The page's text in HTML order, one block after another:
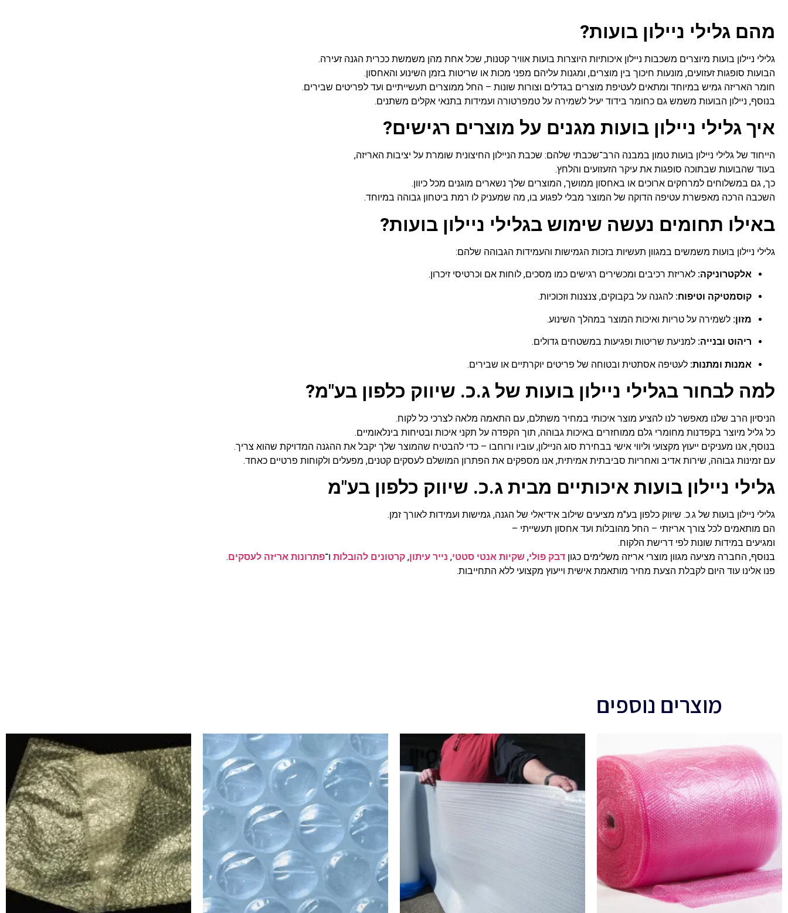
מהם גלילי ניילון בועות?
גלילי ניילון בועות מיוצרים משכבות ניילון איכותיות היוצרות בועות אוויר קטנות, שכל אחת מהן משמשת ככרית הגנה זעירה.
הבועות סופגות זעזועים, מונעות חיכוך בין מוצרים, ומגנות עליהם מפני מכות או שריטות בזמן השינוע והאחסון.
חומר האריזה גמיש במיוחד ומתאים לעטיפת מוצרים בגדלים וצורות שונות – החל ממוצרים תעשייתיים ועד לפריטים שבירים.
בנוסף, ניילון הבועות משמש גם כחומר בידוד יעיל לשמירה על טמפרטורה ועמידות בתנאי אקלים משתנים.
איך גלילי ניילון בועות מגנים על מוצרים רגישים?
הייחוד של גלילי ניילון בועות טמון במבנה הרב־שכבתי שלהם: שכבת הניילון החיצונית שומרת על יציבות האריזה,
בעוד שהבועות שבתוכה סופגות את עיקר הזעזועים והלחץ.
כך, גם במשלוחים למרחקים ארוכים או באחסון ממושך, המוצרים שלך נשארים מוגנים מכל כיוון.
השכבה הרכה מאפשרת עטיפה הדוקה של המוצר מבלי לפגוע בו, מה שמעניק לו רמת ביטחון גבוהה במיוחד.
באילו תחומים נעשה שימוש בגלילי ניילון בועות?
גלילי ניילון בועות משמשים במגוון תעשיות בזכות הגמישות והעמידות הגבוהה שלהם:
אלקטרוניקה: לאריזת רכיבים ומכשירים רגישים כמו מסכים, לוחות אם וכרטיסי זיכרון.
קוסמטיקה וטיפוח: להגנה על בקבוקים, צנצנות וזכוכיות.
מזון: לשמירה על טריות ואיכות המוצר במהלך השינוע.
ריהוט ובנייה: למניעת שריטות ופגיעות במשטחים גדולים.
אמנות ומתנות: לעטיפה אסתטית ובטוחה של פריטים יוקרתיים או שבירים.
למה לבחור בגלילי ניילון בועות של ג.כ. שיווק כלפון בע"מ?
הניסיון הרב שלנו מאפשר לנו להציע מוצר איכותי במחיר משתלם, עם התאמה מלאה לצרכי כל לקוח.
כל גליל מיוצר בקפדנות מחומרי גלם ממוחזרים באיכות גבוהה, תוך הקפדה על תקני איכות ובטיחות בינלאומיים.
בנוסף, אנו מעניקים ייעוץ מקצועי וליווי אישי בבחירת סוג הניילון, עוביו ורוחבו – כדי להבטיח שהמוצר שלך יקבל את ההגנה המדויקת שהוא צריך.
עם זמינות גבוהה, שירות אדיב ואחריות סביבתית אמיתית, אנו מספקים את הפתרון המושלם לעסקים קטנים, מפעלים ולקוחות פרטיים כאחד.
גלילי ניילון בועות איכותיים מבית ג.כ. שיווק כלפון בע"מ
גלילי ניילון בועות של ג.כ. שיווק כלפון בע"מ מציעים שילוב אידיאלי של הגנה, גמישות ועמידות לאורך זמן.
הם מותאמים לכל צורך אריזתי – החל מהובלות ועד אחסון תעשייתי –
ומגיעים במידות שונות לפי דרישת הלקוח.
בנוסף, החברה מציעה מגוון מוצרי אריזה משלימים כגוןדבק פולי,שקיות אנטי סטטי, נייר עיתון, קרטונים להובלות ו־פתרונות אריזה לעסקים.
פנו אלינו עוד היום לקבלת הצעת מחיר מותאמת אישית וייעוץ מקצועי ללא התחייבות.
מוצרים נוספים